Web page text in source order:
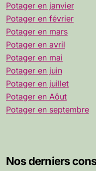
Potager en janvier
Potager en février
Potager en mars
Potager en avril
Potager en mai
Potager en juin
Potager en juillet
Potager en Aôut
Potager en septembre
Nos derniers